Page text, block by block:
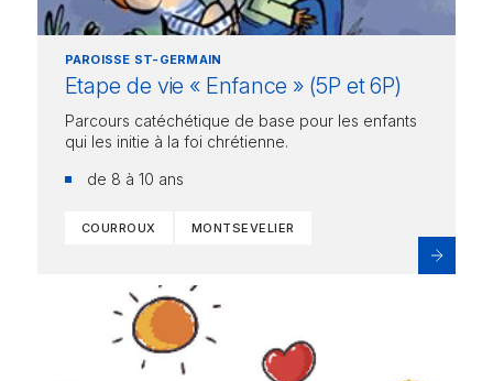
PAROISSE ST-GERMAIN
Etape de vie « Enfance » (5P et 6P)
Parcours catéchétique de base pour les enfants
qui les initie à la foi chrétienne.
de 8 à 10 ans
COURROUX MONTSEVELIER